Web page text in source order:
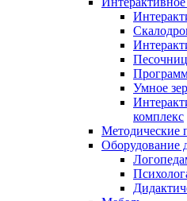
Умное
комплекс
Методические
Оборудование